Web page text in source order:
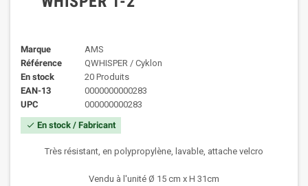
Marque
AMS
Référence
QWHISPER / Cyklon
En stock
20 Produits
EAN-13
0000000000283
UPC
000000000283
check En stock / Fabricant
Très résistant, en polypropylène, lavable, attache velcro
Vendu à l'unité Ø 15 cm x H 31cm